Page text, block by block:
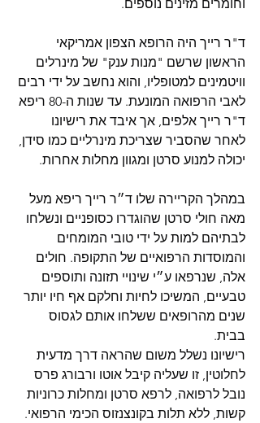
וחומרים מזינים נוספים.
ד"ר רייך היה הרופא הצפון אמריקאי
הראשון שרשם "מנות ענק" של מינרלים
וויטמינים למטופליו, והוא נחשב על ידי רבים
לאבי הרפואה המונעת. עד שנות ה-80 ריפא
ד"ר רייך אלפים, אך איבד את רישיונו
לאחר שהסביר שצריכת מינרליים כמו סידן,
יכולה למנוע סרטן ומגוון מחלות אחרות.
במהלך הקריירה שלו ד״ר רייך ריפא מעל
מאה חולי סרטן שהוגדרו כסופניים ונשלחו
לבתיהם למות על ידי טובי המומחים
והמוסדות הרפואיים של התקופה. חולים
אלה, שנרפאו ע״י שינויי תזונה ותוספים
טבעיים, המשיכו לחיות וחלקם אף חיו יותר
שנים מהרופאים ששלחו אותם לגסוס
בבית.
רישיונו נשלל משום שהראה דרך מדעית
לחלוטין, זו שעליה קיבל אוטו ורבורג פרס
נובל לרפואה, לרפא סרטן ומחלות כרוניות
קשות, ללא תלות בקונצנזוס הכימי הרפואי.